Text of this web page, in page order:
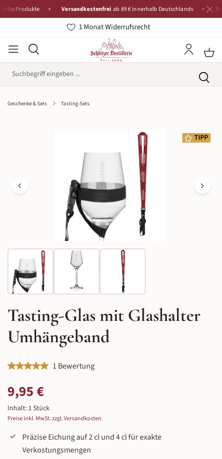
Produkte Versandkostenfrei ab 89 € innerhalb Deutschlands
1 Monat Widerrufsrecht
Geschenke & Sets Tasting-Sets
TIPP
Tasting-Glas mit Glashalter
Umhängeband
Durchschnittliche Bewertung von 5 von 5 Sternen
1 Bewertung
Regulärer Preis:
9,95 €
Inhalt: 1 Stück
Preise inkl. MwSt. zzgl. Versandkosten
Präzise Eichung auf 2 cl und 4 cl für exakte
Verkostungsmengen